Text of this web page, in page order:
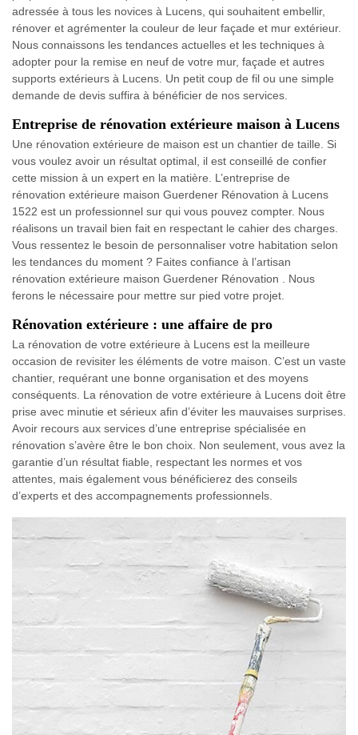
adressée à tous les novices à Lucens, qui souhaitent embellir,
rénover et agrémenter la couleur de leur façade et mur extérieur.
Nous connaissons les tendances actuelles et les techniques à
adopter pour la remise en neuf de votre mur, façade et autres
supports extérieurs à Lucens. Un petit coup de fil ou une simple
demande de devis suffira à bénéficier de nos services.
Entreprise de rénovation extérieure maison à Lucens
Une rénovation extérieure de maison est un chantier de taille. Si
vous voulez avoir un résultat optimal, il est conseillé de confier
cette mission à un expert en la matière. L’entreprise de
rénovation extérieure maison Guerdener Rénovation à Lucens
1522 est un professionnel sur qui vous pouvez compter. Nous
réalisons un travail bien fait en respectant le cahier des charges.
Vous ressentez le besoin de personnaliser votre habitation selon
les tendances du moment ? Faites confiance à l’artisan
rénovation extérieure maison Guerdener Rénovation . Nous
ferons le nécessaire pour mettre sur pied votre projet.
Rénovation extérieure : une affaire de pro
La rénovation de votre extérieure à Lucens est la meilleure
occasion de revisiter les éléments de votre maison. C’est un vaste
chantier, requérant une bonne organisation et des moyens
conséquents. La rénovation de votre extérieure à Lucens doit être
prise avec minutie et sérieux afin d’éviter les mauvaises surprises.
Avoir recours aux services d’une entreprise spécialisée en
rénovation s’avère être le bon choix. Non seulement, vous avez la
garantie d’un résultat fiable, respectant les normes et vos
attentes, mais également vous bénéficierez des conseils
d’experts et des accompagnements professionnels.